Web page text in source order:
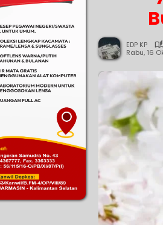
EDP KP
Rabu, 16